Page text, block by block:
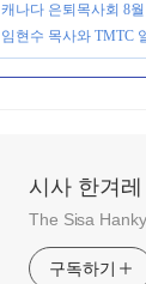
캐나다 은퇴목사회 8
임현수 목사와 TMTC
시사 한겨
The Sisa
구독하기